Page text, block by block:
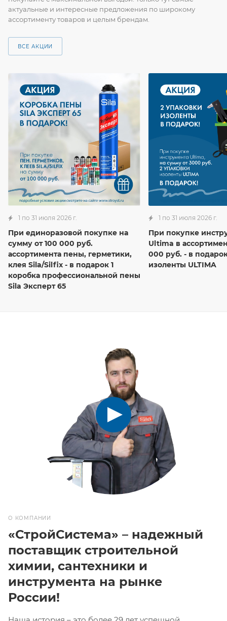
актуальные и интересные предложения по широкому
ассортименту товаров и целым брендам.
ВСЕ АКЦИИ
1 по 31 июля 2026 г.
При единоразовой покупке на
сумму от 100 000 руб.
ассортимента пены, герметики,
клея Sila/Silfix - в подарок 1
коробка профессиональной пены
Sila Эксперт 65
1 по 31 июля 2026 г.
При покупке
Ultima в
000 руб. - в
изоленты ULTIMA
О КОМПАНИИ
«СтройСистема» – надежный
поставщик строительной
химии, сантехники и
инструмента на рынке
России!